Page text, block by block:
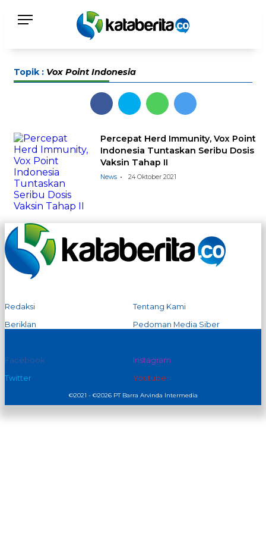
Topik : Vox Point Indonesia
Percepat Herd Immunity, Vox Point
Indonesia Tuntaskan Seribu Dosis
Vaksin Tahap II
News 24 Oktober 2021
Redaksi
Tentang Kami
Beriklan
Pedoman Media Siber
Facebook
Instagram
Twitter
Youtube
©2021 - ©2026 PT Barra Arvinda Intermedia